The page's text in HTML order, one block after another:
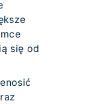
się od